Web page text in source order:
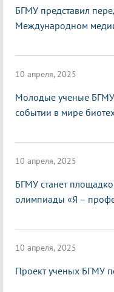
БГМУ представил
Международном
10 апреля, 2025
Молодые ученые БГМУ
событии в мире
10 апреля, 2025
БГМУ станет
олимпиады «Я –
10 апреля, 2025
Проект ученых БГМУ